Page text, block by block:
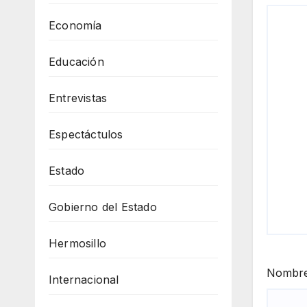
Economía
Educación
Entrevistas
Espectáctulos
Estado
Gobierno del Estado
Hermosillo
Internacional